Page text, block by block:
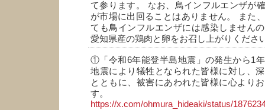
て参ります。 なお、鳥インフルエンザが
が市場に出回ることはありません。 また
ても鳥インフルエンザには感染しません
愛知県産の鶏肉と卵をお召し上がりくださ
①「令和6年能登半島地震」の発生から1
地震により犠牲となられた皆様に対し、
とともに、被害にあわれた皆様に心より
す。
https://x.com/ohmura_hideaki/status/